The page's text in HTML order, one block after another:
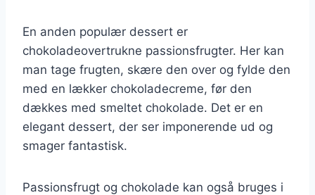
En anden populær dessert er
chokoladeovertrukne passionsfrugter. Her kan
man tage frugten, skære den over og fylde den
med en lækker chokoladecreme, før den
dækkes med smeltet chokolade. Det er en
elegant dessert, der ser imponerende ud og
smager fantastisk.
Passionsfrugt og chokolade kan også bruges i